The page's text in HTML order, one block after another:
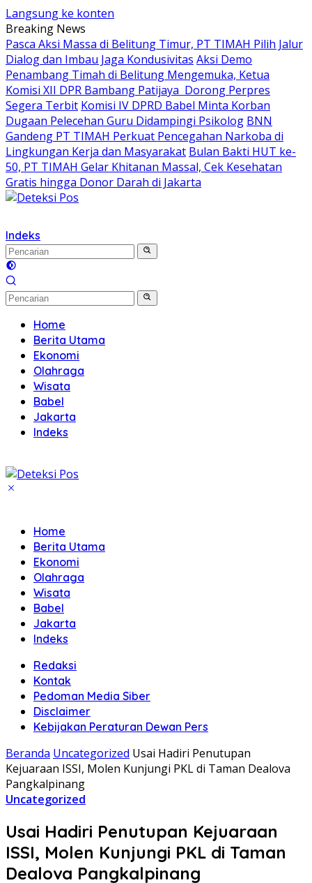
Langsung ke konten
Breaking News
Pasca Aksi Massa di Belitung Timur, PT TIMAH Pilih Jalur
Dialog dan Imbau Jaga Kondusivitas Aksi Demo
Penambang Timah di Belitung Mengemuka, Ketua
Komisi XII DPR Bambang Patijaya Dorong Perpres
Segera Terbit Komisi IV DPRD Babel Minta Korban
Dugaan Pelecehan Guru Didampingi Psikolog BNN
Gandeng PT TIMAH Perkuat Pencegahan Narkoba di
Lingkungan Kerja dan Masyarakat Bulan Bakti HUT ke-
50, PT TIMAH Gelar Khitanan Massal, Cek Kesehatan
Gratis hingga Donor Darah di Jakarta
Indeks
Home
Berita Utama
Ekonomi
Olahraga
Wisata
Babel
Jakarta
Indeks
Home
Berita Utama
Ekonomi
Olahraga
Wisata
Babel
Jakarta
Indeks
Redaksi
Kontak
Pedoman Media Siber
Disclaimer
Kebijakan Peraturan Dewan Pers
Beranda Uncategorized Usai Hadiri Penutupan
Kejuaraan ISSI, Molen Kunjungi PKL di Taman Dealova
Pangkalpinang
Uncategorized
Usai Hadiri Penutupan Kejuaraan
ISSI, Molen Kunjungi PKL di Taman
Dealova Pangkalpinang